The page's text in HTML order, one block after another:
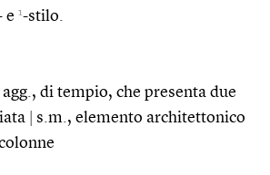
e 1-stilo.
di tempio, che presenta due
s.m., elemento architettonico